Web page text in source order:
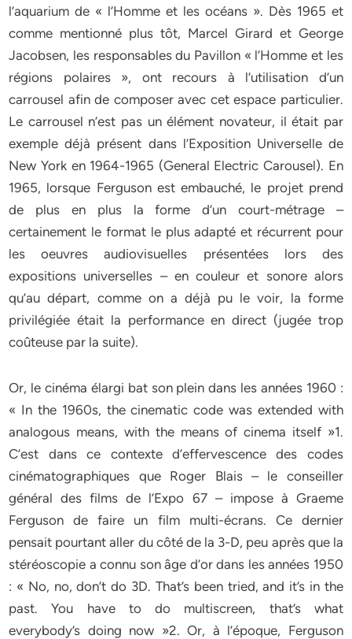
l’aquarium de « l’Homme et les océans ». Dès 1965 et
comme mentionné plus tôt, Marcel Girard et George
Jacobsen, les responsables du Pavillon « l’Homme et les
régions polaires », ont recours à l’utilisation d’un
carrousel afin de composer avec cet espace particulier.
Le carrousel n’est pas un élément novateur, il était par
exemple déjà présent dans l’Exposition Universelle de
New York en 1964-1965 (General Electric Carousel). En
1965, lorsque Ferguson est embauché, le projet prend
de plus en plus la forme d’un court-métrage –
certainement le format le plus adapté et récurrent pour
les oeuvres audiovisuelles présentées lors des
expositions universelles – en couleur et sonore alors
qu’au départ, comme on a déjà pu le voir, la forme
privilégiée était la performance en direct (jugée trop
coûteuse par la suite).
Or, le cinéma élargi bat son plein dans les années 1960 :
« In the 1960s, the cinematic code was extended with
analogous means, with the means of cinema itself »1.
C’est dans ce contexte d’effervescence des codes
cinématographiques que Roger Blais – le conseiller
général des films de l’Expo 67 – impose à Graeme
Ferguson de faire un film multi-écrans. Ce dernier
pensait pourtant aller du côté de la 3-D, peu après que la
stéréoscopie a connu son âge d’or dans les années 1950
: « No, no, don’t do 3D. That’s been tried, and it’s in the
past. You have to do multiscreen, that’s what
everybody’s doing now »2. Or, à l’époque, Ferguson